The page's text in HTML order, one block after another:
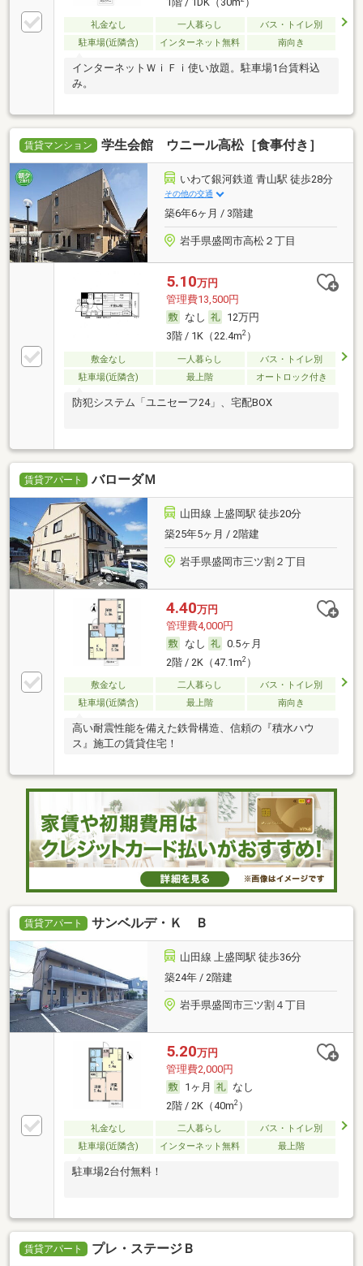
礼金なし 一人暮らし
バス・トイレ別
駐車場(近隣含)
インターネット無料 南向き
インターネットＷｉＦｉ使い放題。駐車場1台賃料込
み。
賃貸マンション 学生会館 ウニール高松［食事付き］
いわて銀河鉄道 青山駅 徒歩28分
その他の交通
築6年6ヶ月 / 3階建
岩手県盛岡市高松２丁目
5.10万円
管理費13,500円
なし
12万円
3階 / 1K（22.4m2）
敷金なし 一人暮らし
バス・トイレ別
駐車場(近隣含)
最上階 オートロック付き
防犯システム「ユニセーフ24」、宅配BOX
賃貸アパート バローダＭ
山田線 上盛岡駅 徒歩20分
築25年5ヶ月 / 2階建
岩手県盛岡市三ツ割２丁目
4.40万円
管理費4,000円
なし
0.5ヶ月
2階 / 2K（47.1m2）
敷金なし 二人暮らし
バス・トイレ別
駐車場(近隣含)
最上階 南向き
高い耐震性能を備えた鉄骨構造、信頼の『積水ハウ
ス』施工の賃貸住宅！
賃貸アパート サンベルデ・Ｋ Ｂ
山田線 上盛岡駅 徒歩36分
築24年 / 2階建
岩手県盛岡市三ツ割４丁目
5.20万円
管理費2,000円
1ヶ月
なし
2階 / 2K（40m2）
礼金なし 二人暮らし
バス・トイレ別
駐車場(近隣含)
インターネット無料 最上階
駐車場2台付無料！
賃貸アパート プレ・ステージＢ